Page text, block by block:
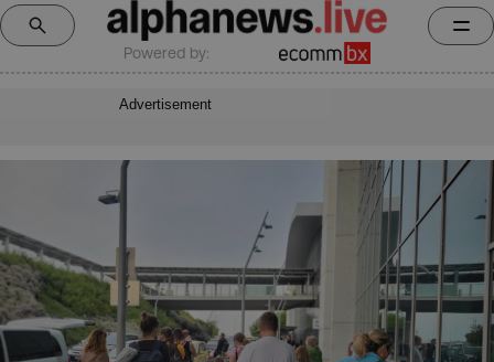
Powered by:
Advertisement